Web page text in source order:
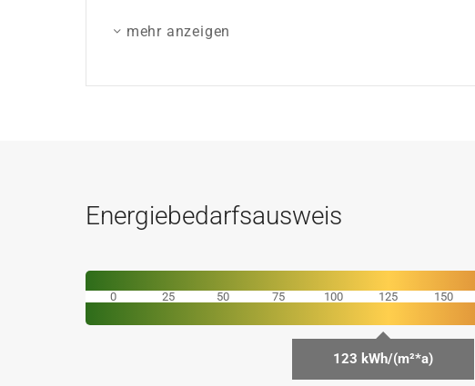
mehr anzeigen
Energiebedarfsausweis
0 25 50 75 100 125 150
123 kWh/(m²*a)